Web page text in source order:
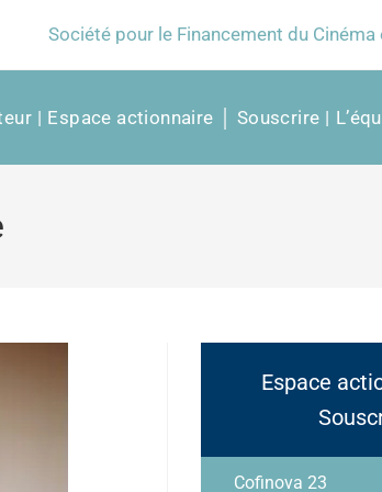
Société pour le Financement du Cinéma
Espace actionnaire │ Souscrire
Espace
Cofinova 23